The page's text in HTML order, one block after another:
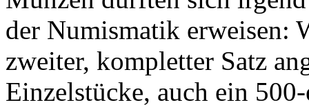
der Numismatik erweisen:
zweiter, kompletter Satz
Einzelstücke, auch ein